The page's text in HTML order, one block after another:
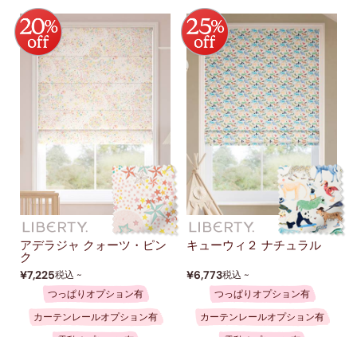
アデラジャ クォーツ・ピン
ク
¥7,225税込 ~
つっぱりオプション有
カーテンレールオプション有
キューウィ２ ナチュラル
¥6,773税込 ~
つっぱりオプション有
カーテンレールオプション有